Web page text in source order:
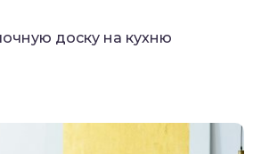
доску на кухню